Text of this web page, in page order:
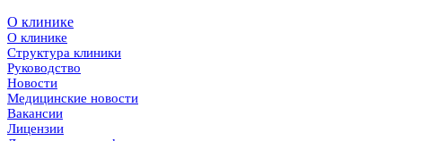
О клинике
О клинике
Структура клиники
Руководство
Новости
Медицинские новости
Вакансии
Лицензии